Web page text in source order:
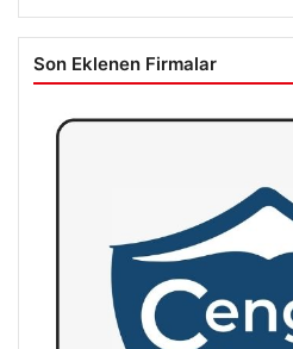
Son Eklenen Firmalar